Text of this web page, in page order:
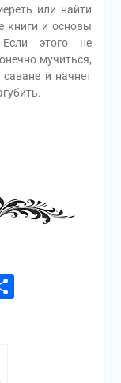
или найти
книги и основы
Если этого не
мучиться,
и начнет